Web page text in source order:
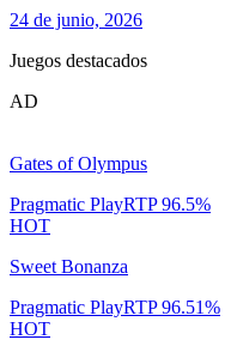
24 de junio, 2026
Juegos destacados
AD
Gates of Olympus
Pragmatic PlayRTP96.5%
HOT
Sweet Bonanza
Pragmatic PlayRTP96.51%
HOT